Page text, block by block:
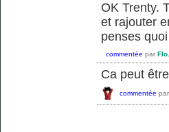
OK Trenty.
et rajouter
penses
commentée par
Ca peut
commentée par